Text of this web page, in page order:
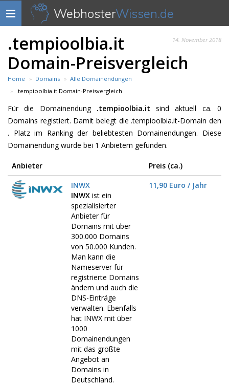
Navigation
anzeigen
WebhosterWissen.de
14. November 2018
.tempioolbia.it
Domain-Preisvergleich
Home Domains
Alle Domainendungen
.tempioolbia.it Domain-Preisvergleich
Für die Domainendung .tempioolbia.it sind aktuell ca. 0
Domains registiert. Damit belegt die .tempioolbia.it-Domain den
. Platz im Ranking der beliebtesten Domainendungen. Diese
Domainendung wurde bei 1 Anbietern gefunden.
Anbieter
Preis (ca.)
INWX
INWX ist ein
spezialisierter
Anbieter für
Domains mit über
300.000 Domains
von 50.000 Kunden.
Man kann die
Nameserver für
registrierte Domains
ändern und auch die
DNS-Einträge
verwalten. Ebenfalls
hat INWX mit über
1000
Domainendungen
mit das größte
Angebot an
Domains in
Deutschland.
11,90 Euro / Jahr